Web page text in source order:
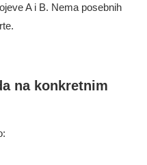
A i B. Nema posebnih
na konkretnim